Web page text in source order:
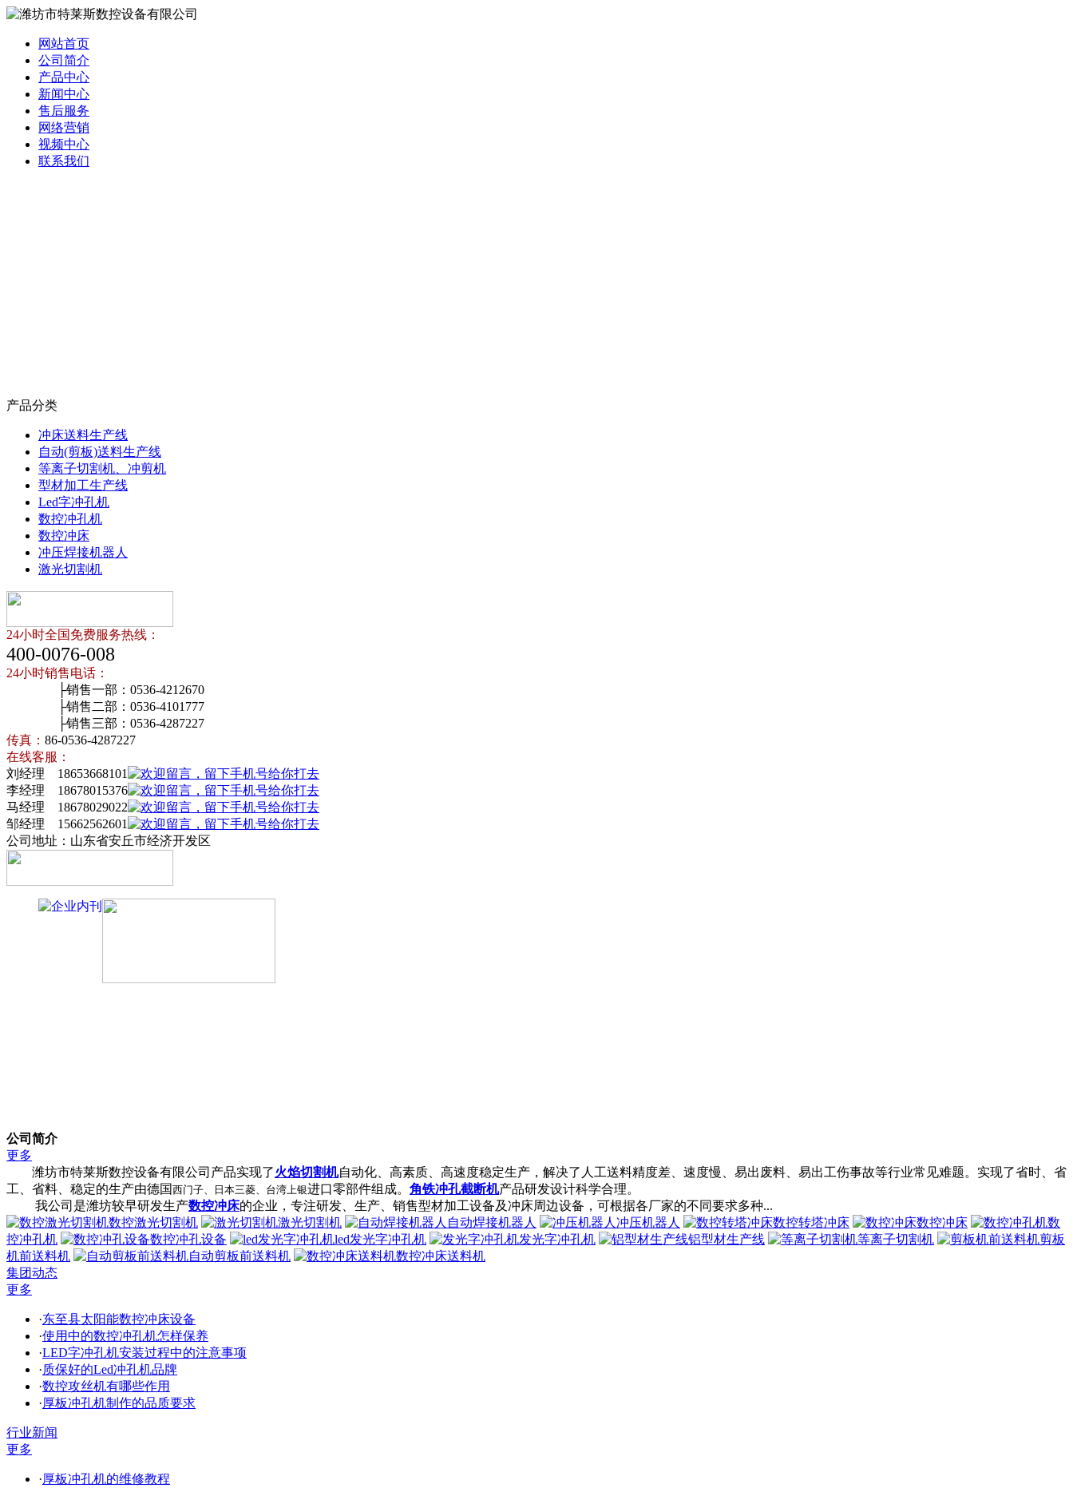
网站首页
公司简介
产品中心
新闻中心
售后服务
网络营销
视频中心
联系我们
产品分类
冲床送料生产线
自动(剪板)送料生产线
等离子切割机、冲剪机
型材加工生产线
Led字冲孔机
数控冲孔机
数控冲床
冲压焊接机器人
激光切割机
24小时全国免费服务热线：
400-0076-008
24小时销售电话：
├销售一部：0536-4212670
├销售二部：0536-4101777
├销售三部：0536-4287227
传真： 86-0536-4287227
在线客服：
刘经理 18653668101
李经理 18678015376
马经理 18678029022
邹经理 15662562601
公司地址：山东省安丘市经济开发区
公司简介
更多
潍坊市特莱斯数控设备有限公司产品实现了火焰切割机自动化、高素质、高速度稳定生产，解决了人工送料精度差、速度慢、易出废料、易出工伤事故等行业常见难题。实现了省时、省
工、省料、稳定的生产由德国西门子、日本三菱、台湾上银进口零部件组成。 角铁冲孔截断机产品研发设计科学合理。
我公司是潍坊较早研发生产数控冲床的企业，专注研发、生产、销售型材加工设备及冲床周边设备，可根据各厂家的不同要求多种...
数控激光切割机
激光切割机 自动焊接机器人 冲压机器人 数控转塔冲床 数控冲床
数
控冲孔机
数控冲孔设备 led发光字冲孔机 发光字冲孔机 铝型材生产线 等离子切割机
剪板
机前送料机
自动剪板前送料机
数控冲床送料机
集团动态
更多
·东至县太阳能数控冲床设备
·使用中的数控冲孔机怎样保养
·LED字冲孔机安装过程中的注意事项
·质保好的Led冲孔机品牌
·数控攻丝机有哪些作用
·厚板冲孔机制作的品质要求
行业新闻
更多
·厚板冲孔机的维修教程